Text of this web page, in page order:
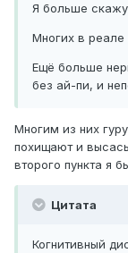
Я больше
Многих в реале
Ещё больше
без ай-пи, и
Многим из них
похищают и
второго пункта я
Цитата
Когнитивный